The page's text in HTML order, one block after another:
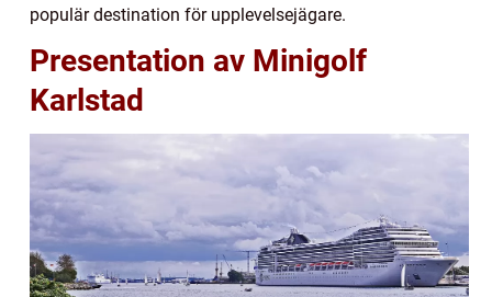
populär destination för upplevelsejägare.
Presentation av Minigolf
Karlstad